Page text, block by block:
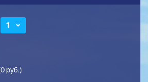
1
руб.)